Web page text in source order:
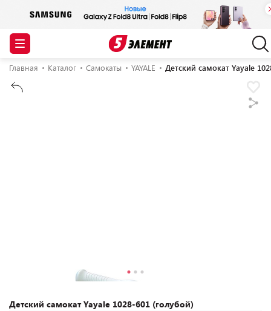
Главная Каталог Самокаты YAYALE Детский самокат Yayale
Детский самокат Yayale 1028-601 (голубой)